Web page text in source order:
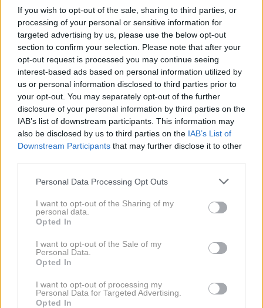
If you wish to opt-out of the sale, sharing to third parties, or
processing of your personal or sensitive information for
targeted advertising by us, please use the below opt-out
section to confirm your selection. Please note that after your
opt-out request is processed you may continue seeing
interest-based ads based on personal information utilized by
us or personal information disclosed to third parties prior to
your opt-out. You may separately opt-out of the further
disclosure of your personal information by third parties on the
IAB’s list of downstream participants. This information may
also be disclosed by us to third parties on the IAB’s List of
Downstream Participants that may further disclose it to other
Personal Data Processing Opt Outs
I want to opt-out of the Sharing of my
personal data.
Opted In
I want to opt-out of the Sale of my
Personal Data.
Opted In
I want to opt-out of processing my
Personal Data for Targeted Advertising.
Opted In
odprla svoj salon, ki pa je bil uničen med drugo
svetovno vojno, zaradi česar se je vrnila v svoj rojstni
kraj.
Do kruha spravila dva otroka
Po moževi smrti v vojni je med delom v majhni
brivnici vzgojila dva otroka.
Čeprav ima težave z nogami, Hakoishi še vedno dela,
če se kdo naroči na striženje pri njej.